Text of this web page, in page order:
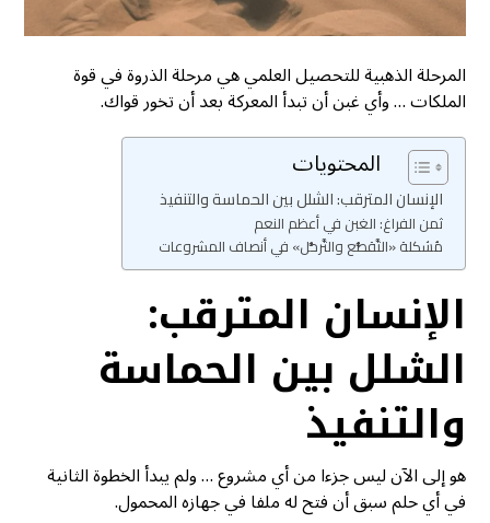
المرحلة الذهبية للتحصيل العلمي هي مرحلة الذروة في قوة
الملكات … وأي غبن أن تبدأ المعركة بعد أن تخور قواك.
المحتويات
الإنسان المترقب: الشلل بين الحماسة والتنفيذ
ثمن الفراغ: الغبن في أعظم النعم
مُشكلة «التَّقطُّع والتَّرحُّل» في أنصاف المشروعات
الإنسان المترقب:
الشلل بين الحماسة
والتنفيذ
هو إلى الآن ليس جزءا من أي مشروع … ولم يبدأ الخطوة الثانية
في أي حلم سبق أن فتح له ملفا في جهازه المحمول.